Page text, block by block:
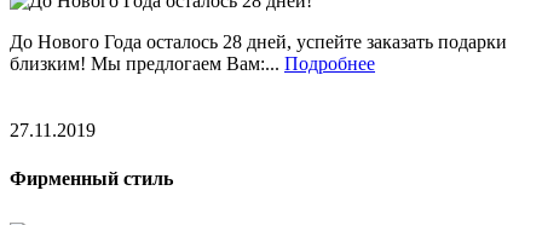
До Нового Года осталось 28 дней, успейте заказать подарки
близким! Мы предлогаем Вам:... Подробнее
27.11.2019
Фирменный стиль